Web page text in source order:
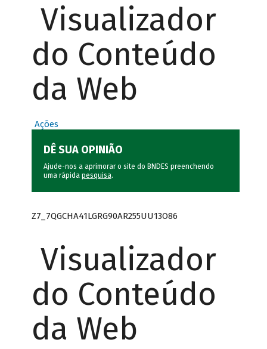
Visualizador
do Conteúdo
da Web
Ações
DÊ SUA OPINIÃO
Ajude-nos a aprimorar o site do BNDES preenchendo
uma rápida pesquisa.
Z7_7QGCHA41LGRG90AR255UU13O86
Visualizador
do Conteúdo
da Web